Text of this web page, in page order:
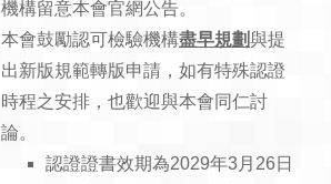
機構留意本會官網公告。
本會鼓勵認可檢驗機構盡早規劃與提
出新版規範轉版申請，如有特殊認證
時程之安排，也歡迎與本會同仁討
論。
認證證書效期為2029年3月26日